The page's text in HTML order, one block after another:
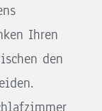
Ihren
den